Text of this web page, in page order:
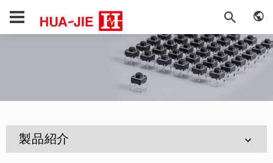
製品紹介